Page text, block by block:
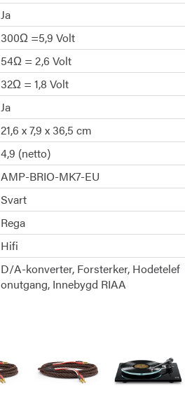
Ja
300Ω =5,9 Volt
54Ω = 2,6 Volt
32Ω = 1,8 Volt
Ja
21,6 x 7,9 x 36,5 cm
4,9 (netto)
AMP-BRIO-MK7-EU
Svart
Rega
Hifi
D/A-konverter Forsterker Hodetelef
onutgang Innebygd RIAA